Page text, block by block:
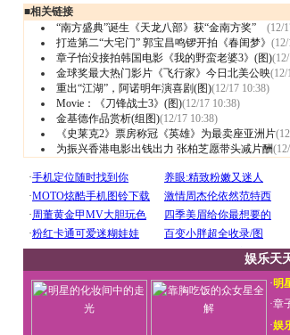
■相关链接
“南方盛典”诞生《天龙八部》获“金南方奖” (12/
打造第二“大宅门” 郭宝昌鸣锣开拍《春闺梦》
章子怡没接拍韩国电影《我的野蛮老婆3》(图)
金球奖最大热门影片《飞行家》今日北美公映(12/
重出“江湖”，阿诺明年演喜剧(图)(12/17 10:38)
Movie：《刀锋战士3》(图)(12/17 10:38)
金基德作品赏析(组图)(12/17 10:38)
《史莱克2》票房称冠《英雄》为最卖座亚洲片
为振兴香港电影出钱出力 张柏芝愿带头减片酬
娱乐天
·明
·章
·娱